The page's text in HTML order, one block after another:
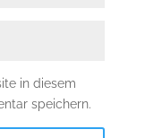
in diesem
speichern.